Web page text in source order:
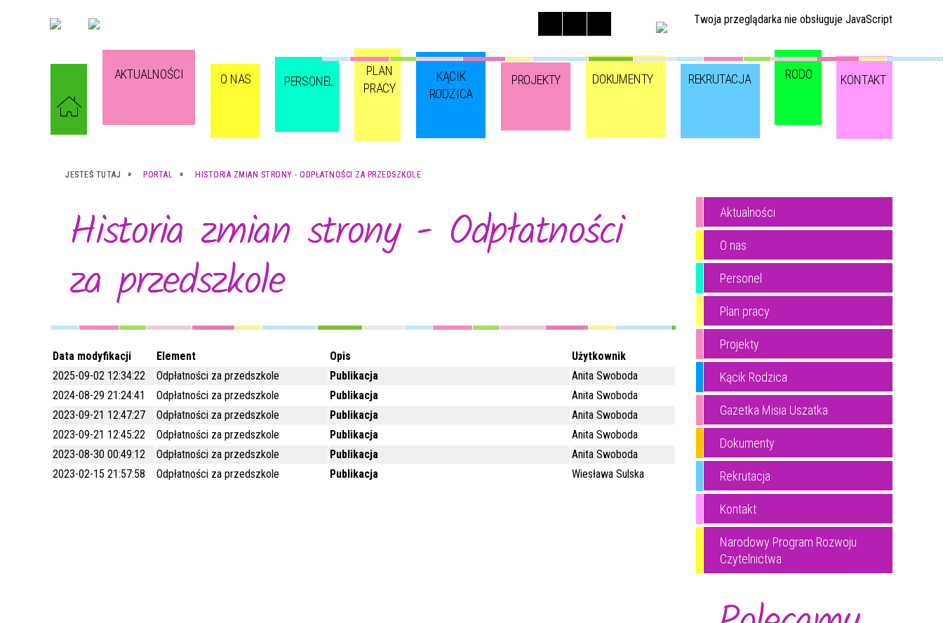
Twoja przeglądarka nie obsługuje JavaScript
AKTUALNOŚCI O NAS PERSONEL
PLAN
PRACY
KĄCIK
RODZICA
PROJEKTY DOKUMENTY REKRUTACJA RODO KONTAKT
JESTEŚ TUTAJ PORTAL HISTORIA ZMIAN STRONY - ODPŁATNOŚCI ZA PRZEDSZKOLE
Historia zmian strony - Odpłatności
za przedszkole
Data modyfikacji Element Opis
Użytkownik
2025-09-02 12:34:22
Odpłatności za przedszkole Publikacja
Anita Swoboda
2024-08-29 21:24:41
Odpłatności za przedszkole Publikacja
Anita Swoboda
2023-09-21 12:47:27
Odpłatności za przedszkole Publikacja
Anita Swoboda
2023-09-21 12:45:22
Odpłatności za przedszkole Publikacja
Anita Swoboda
2023-08-30 00:49:12
Odpłatności za przedszkole Publikacja
Anita Swoboda
2023-02-15 21:57:58
Odpłatności za przedszkole Publikacja Wiesława Sulska
Aktualności
O nas
Personel
Plan pracy
Projekty
Kącik Rodzica
Gazetka Misia Uszatka
Dokumenty
Rekrutacja
Kontakt
Narodowy Program Rozwoju
Czytelnictwa